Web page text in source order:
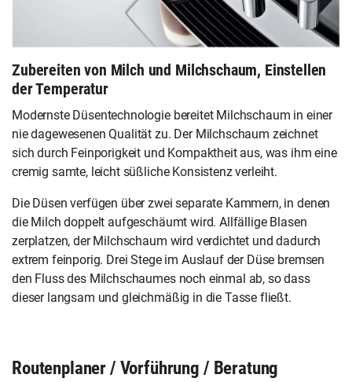
Zubereiten von Milch und Milchschaum, Einstellen
der Temperatur
Modernste Düsentechnologie bereitet Milchschaum in einer
nie dagewesenen Qualität zu. Der Milchschaum zeichnet
sich durch Feinporigkeit und Kompaktheit aus, was ihm eine
cremig samte, leicht süßliche Konsistenz verleiht.
Die Düsen verfügen über zwei separate Kammern, in denen
die Milch doppelt aufgeschäumt wird. Allfällige Blasen
zerplatzen, der Milchschaum wird verdichtet und dadurch
extrem feinporig. Drei Stege im Auslauf der Düse bremsen
den Fluss des Milchschaumes noch einmal ab, so dass
dieser langsam und gleichmäßig in die Tasse fließt.
Routenplaner / Vorführung / Beratung